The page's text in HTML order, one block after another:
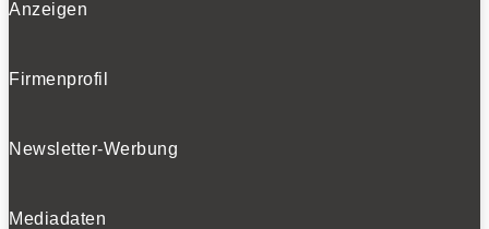
Anzeigen
Firmenprofil
Newsletter-Werbung
Mediadaten